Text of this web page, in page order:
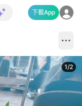
下載App
1/2